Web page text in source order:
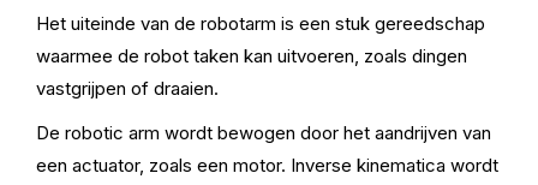
Het uiteinde van de robotarm is een stuk gereedschap
waarmee de robot taken kan uitvoeren, zoals dingen
vastgrijpen of draaien.
De robotic arm wordt bewogen door het aandrijven van
een actuator, zoals een motor. Inverse kinematica wordt